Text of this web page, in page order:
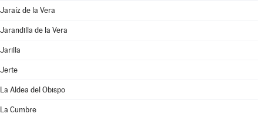
Jaraíz de la Vera
Jarandilla de la Vera
Jarilla
Jerte
La Aldea del Obispo
La Cumbre